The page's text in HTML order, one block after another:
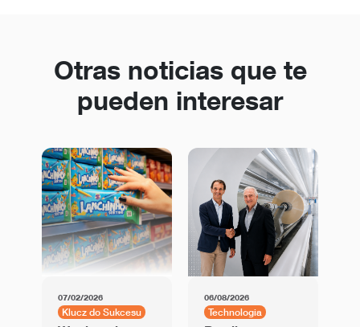
Otras noticias que te
pueden interesar
07/02/2026
Klucz do Sukcesu
06/08/2026
Technologia